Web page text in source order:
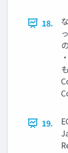
18.
19.